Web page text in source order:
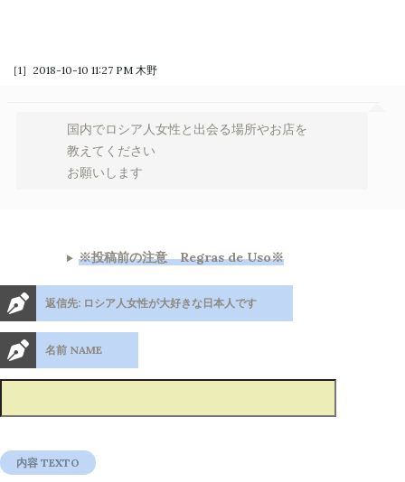
［1］2018-10-10 11:27 PM 木野
国内でロシア人女性と出会る場所やお店を
教えてください
お願いします
※投稿前の注意 Regras de Uso※
返信先: ロシア人女性が大好きな日本人です
名前 NAME